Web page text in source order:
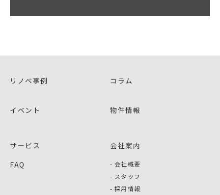
リノベ事例
イベント
コラム
物件情報
サービス
FAQ
会社案内
会社概要
スタッフ
採用情報